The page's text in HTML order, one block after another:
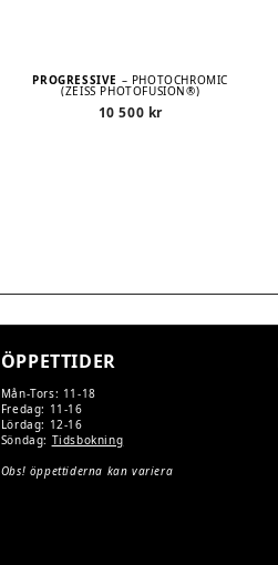
PROGRESSIVE – PHOTOCHROMIC
(ZEISS PHOTOFUSION®)
10 500 kr
ÖPPETTIDER
Mån-Tors: 11-18
Fredag: 11-16
Lördag: 12-16
Söndag: Tidsbokning
Obs! öppettiderna kan variera